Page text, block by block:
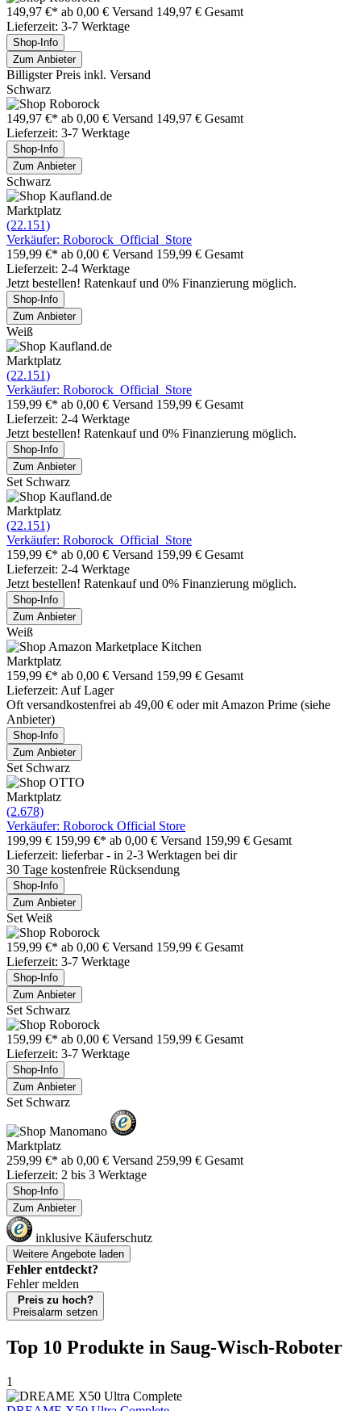
149,97 €* ab 0,00 € Versand 149,97 € Gesamt
Lieferzeit: 3-7 Werktage
Shop-Info
Zum Anbieter
Billigster Preis inkl. Versand
Schwarz
149,97 €* ab 0,00 € Versand 149,97 € Gesamt
Lieferzeit: 3-7 Werktage
Shop-Info
Zum Anbieter
Schwarz
Marktplatz
(22.151)
Verkäufer: Roborock_Official_Store
159,99 €* ab 0,00 € Versand 159,99 € Gesamt
Lieferzeit: 2-4 Werktage
Jetzt bestellen! Ratenkauf und 0% Finanzierung möglich.
Shop-Info
Zum Anbieter
Weiß
Marktplatz
(22.151)
Verkäufer: Roborock_Official_Store
159,99 €* ab 0,00 € Versand 159,99 € Gesamt
Lieferzeit: 2-4 Werktage
Jetzt bestellen! Ratenkauf und 0% Finanzierung möglich.
Shop-Info
Zum Anbieter
Set Schwarz
Marktplatz
(22.151)
Verkäufer: Roborock_Official_Store
159,99 €* ab 0,00 € Versand 159,99 € Gesamt
Lieferzeit: 2-4 Werktage
Jetzt bestellen! Ratenkauf und 0% Finanzierung möglich.
Shop-Info
Zum Anbieter
Weiß
Marktplatz
159,99 €* ab 0,00 € Versand 159,99 € Gesamt
Lieferzeit: Auf Lager
Oft versandkostenfrei ab 49,00 € oder mit Amazon Prime (siehe
Anbieter)
Shop-Info
Zum Anbieter
Set Schwarz
Marktplatz
(2.678)
Verkäufer: Roborock Official Store
199,99 € 159,99 €* ab 0,00 € Versand 159,99 € Gesamt
Lieferzeit: lieferbar - in 2-3 Werktagen bei dir
30 Tage kostenfreie Rücksendung
Shop-Info
Zum Anbieter
Set Weiß
159,99 €* ab 0,00 € Versand 159,99 € Gesamt
Lieferzeit: 3-7 Werktage
Shop-Info
Zum Anbieter
Set Schwarz
159,99 €* ab 0,00 € Versand 159,99 € Gesamt
Lieferzeit: 3-7 Werktage
Shop-Info
Zum Anbieter
Set Schwarz
Marktplatz
259,99 €* ab 0,00 € Versand 259,99 € Gesamt
Lieferzeit: 2 bis 3 Werktage
Shop-Info
Zum Anbieter
inklusive Käuferschutz
Weitere Angebote laden
Fehler entdeckt?
Fehler melden
Preis zu hoch?
Preisalarm setzen
Top 10 Produkte in Saug-Wisch-Roboter
1